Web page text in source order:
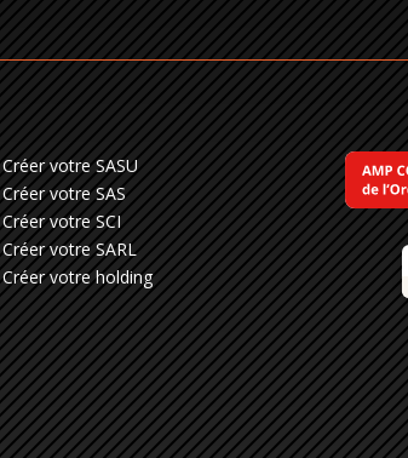
Créer votre SASU
Créer votre SAS
Créer votre SCI
Créer votre SARL
Créer votre holding